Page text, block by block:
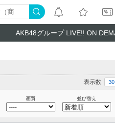
AKB48グループ LIVE!! ON
表示数 30
画質 並び替え